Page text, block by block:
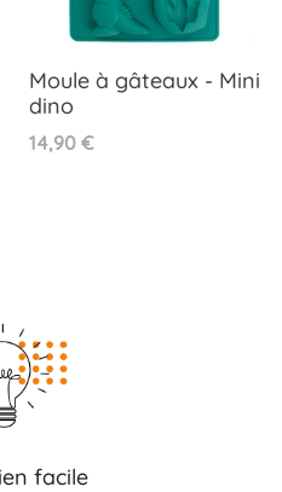
Moule à gâteaux - Mini
dino
Prix
14,90 €
facile